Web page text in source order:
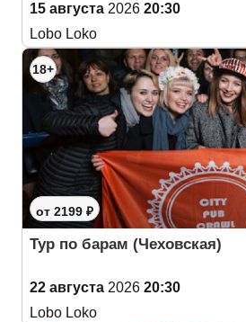
15 августа 2026 20:30
Lobo Loko
18+
от 2199 ₽
Тур по барам (Чеховская)
22 августа 2026 20:30
Lobo Loko